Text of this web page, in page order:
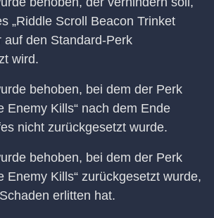
„Riddle Scroll Beacon Trinket
auf den Standard-Perk
wird.
behoben, bei dem der Perk
Enemy Kills“ nach dem Ende
nicht zurückgesetzt wurde.
behoben, bei dem der Perk
Enemy Kills“ zurückgesetzt wurde,
erlitten hat.